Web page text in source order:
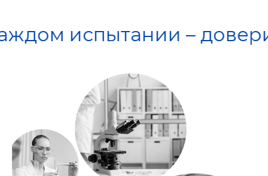
испытании – доверие